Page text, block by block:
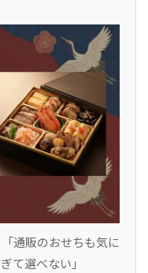
通販のおせちも気に
て選べない」